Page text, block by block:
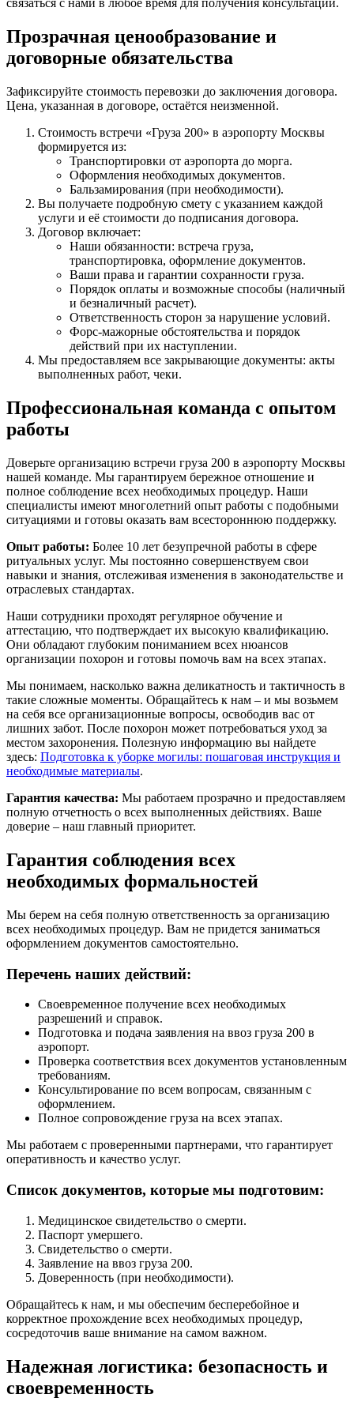
связаться с нами в любое время для получения консультации.
Прозрачная ценообразование и
договорные обязательства
Зафиксируйте стоимость перевозки до заключения договора.
Цена, указанная в договоре, остаётся неизменной.
Стоимость встречи «Груза 200» в аэропорту Москвы
формируется из:
Транспортировки от аэропорта до морга.
Оформления необходимых документов.
Бальзамирования (при необходимости).
Вы получаете подробную смету с указанием каждой
услуги и её стоимости до подписания договора.
Договор включает:
Наши обязанности: встреча груза,
транспортировка, оформление документов.
Ваши права и гарантии сохранности груза.
Порядок оплаты и возможные способы (наличный
и безналичный расчет).
Ответственность сторон за нарушение условий.
Форс-мажорные обстоятельства и порядок
действий при их наступлении.
Мы предоставляем все закрывающие документы: акты
выполненных работ, чеки.
Профессиональная команда с опытом
работы
Доверьте организацию встречи груза 200 в аэропорту Москвы
нашей команде. Мы гарантируем бережное отношение и
полное соблюдение всех необходимых процедур. Наши
специалисты имеют многолетний опыт работы с подобными
ситуациями и готовы оказать вам всестороннюю поддержку.
Опыт работы: Более 10 лет безупречной работы в сфере
ритуальных услуг. Мы постоянно совершенствуем свои
навыки и знания, отслеживая изменения в законодательстве и
отраслевых стандартах.
Наши сотрудники проходят регулярное обучение и
аттестацию, что подтверждает их высокую квалификацию.
Они обладают глубоким пониманием всех нюансов
организации похорон и готовы помочь вам на всех этапах.
Мы понимаем, насколько важна деликатность и тактичность в
такие сложные моменты. Обращайтесь к нам – и мы возьмем
на себя все организационные вопросы, освободив вас от
лишних забот. После похорон может потребоваться уход за
местом захоронения. Полезную информацию вы найдете
здесь: Подготовка к уборке могилы: пошаговая инструкция и
необходимые материалы.
Гарантия качества: Мы работаем прозрачно и предоставляем
полную отчетность о всех выполненных действиях. Ваше
доверие – наш главный приоритет.
Гарантия соблюдения всех
необходимых формальностей
Мы берем на себя полную ответственность за организацию
всех необходимых процедур. Вам не придется заниматься
оформлением документов самостоятельно.
Перечень наших действий:
Своевременное получение всех необходимых
разрешений и справок.
Подготовка и подача заявления на ввоз груза 200 в
аэропорт.
Проверка соответствия всех документов установленным
требованиям.
Консультирование по всем вопросам, связанным с
оформлением.
Полное сопровождение груза на всех этапах.
Мы работаем с проверенными партнерами, что гарантирует
оперативность и качество услуг.
Список документов, которые мы подготовим:
Медицинское свидетельство о смерти.
Паспорт умершего.
Свидетельство о смерти.
Заявление на ввоз груза 200.
Доверенность (при необходимости).
Обращайтесь к нам, и мы обеспечим бесперебойное и
корректное прохождение всех необходимых процедур,
сосредоточив ваше внимание на самом важном.
Надежная логистика: безопасность и
своевременность